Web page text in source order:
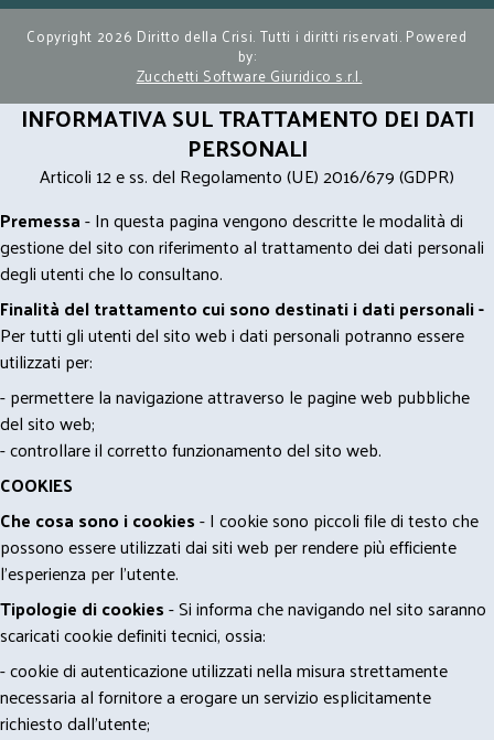
Copyright 2026 Diritto della Crisi. Tutti i diritti riservati. Powered
by:
Zucchetti Software Giuridico s.r.l.
INFORMATIVA SUL TRATTAMENTO DEI DATI
PERSONALI
Articoli 12 e ss. del Regolamento (UE) 2016/679 (GDPR)
Premessa- In questa pagina vengono descritte le modalità di
gestione del sito con riferimento al trattamento dei dati personali
degli utenti che lo consultano.
Finalità del trattamento cui sono destinati i dati personali -
Per tutti gli utenti del sito web i dati personali potranno essere
utilizzati per:
- permettere la navigazione attraverso le pagine web pubbliche
del sito web;
- controllare il corretto funzionamento del sito web.
COOKIES
Che cosa sono i cookies- I cookie sono piccoli file di testo che
possono essere utilizzati dai siti web per rendere più efficiente
l'esperienza per l'utente.
Tipologie di cookies- Si informa che navigando nel sito saranno
scaricati cookie definiti tecnici, ossia:
- cookie di autenticazione utilizzati nella misura strettamente
necessaria al fornitore a erogare un servizio esplicitamente
richiesto dall'utente;